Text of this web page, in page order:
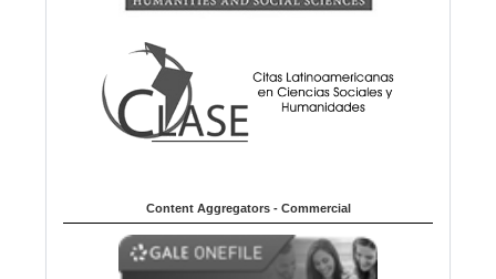
Content Aggregators - Commercial